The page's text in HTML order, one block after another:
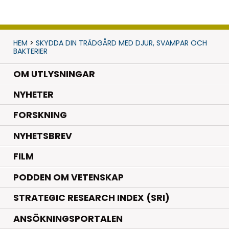
HEM > SKYDDA DIN TRÄDGÅRD MED DJUR, SVAMPAR OCH
BAKTERIER
OM UTLYSNINGAR
NYHETER.
FORSKNING.
NYHETSBREV
FILM
PODDEN OM VETENSKAP
STRATEGIC RESEARCH INDEX (SRI)
ANSÖKNINGSPORTALEN